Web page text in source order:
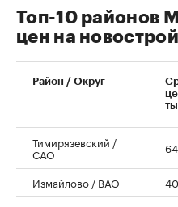
00:00 / 00:00
Топ-10 районов
цен на
Район / Округ
Тимирязевский /
САО
Измайлово / ВАО